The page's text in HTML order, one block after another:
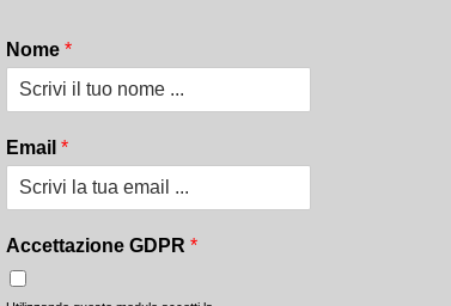
Nome *
Email *
Accettazione GDPR *